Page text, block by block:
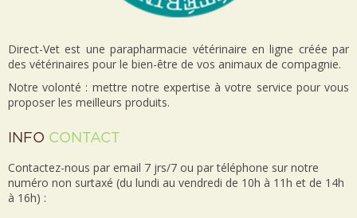
Direct-Vet est une parapharmacie vétérinaire en ligne créée par
des vétérinaires pour le bien-être de vos animaux de compagnie.
Notre volonté : mettre notre expertise à votre service pour vous
proposer les meilleurs produits.
INFO CONTACT
Contactez-nous par email 7 jrs/7 ou par téléphone sur notre
numéro non surtaxé (du lundi au vendredi de 10h à 11h et de 14h
à 16h) :